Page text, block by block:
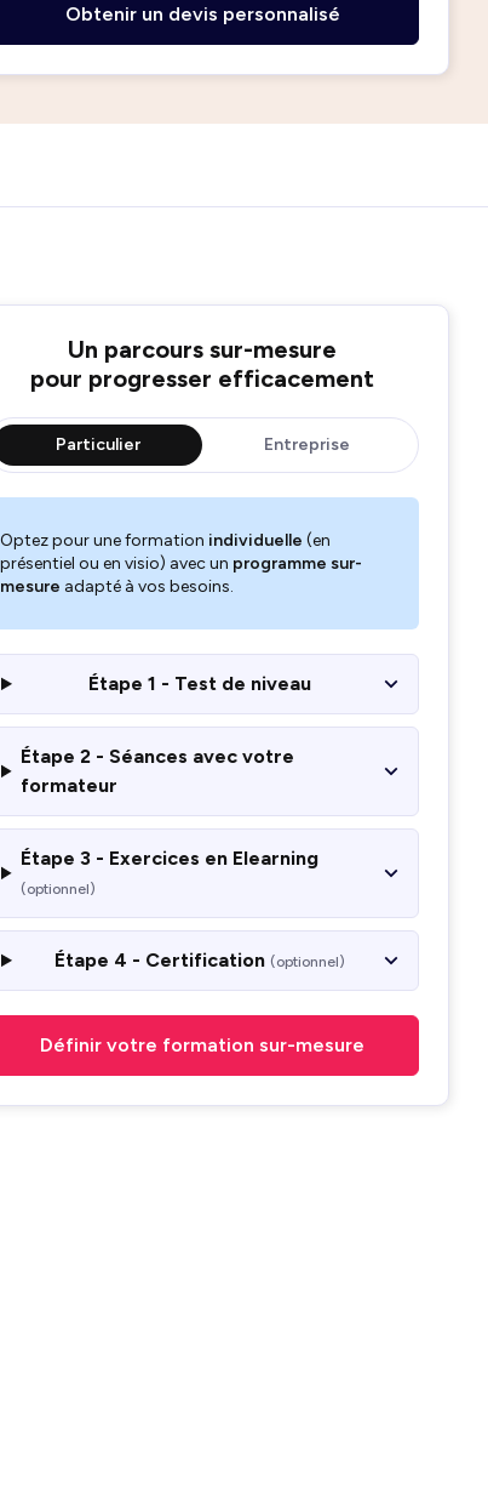
Obtenir un devis personnalisé
Un parcours sur-mesure
pour progresser efficacement
Particulier Entreprise
Optez pour une formation individuelle (en
présentiel ou en visio) avec un programme sur-
mesure adapté à vos besoins.
Étape 1 - Test de niveau
Étape 2 - Séances avec votre
formateur
Étape 3 - Exercices en Elearning
(optionnel)
Étape 4 - Certification (optionnel)
Définir votre formation sur-mesure